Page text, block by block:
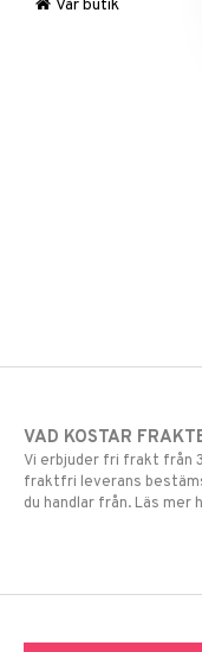
Mulle
LEGO Super Heroes
Stickers
Vår butik
VAD KOSTAR
Vi erbjuder fri frakt från
fraktfri leverans
du handlar från. Läs mer